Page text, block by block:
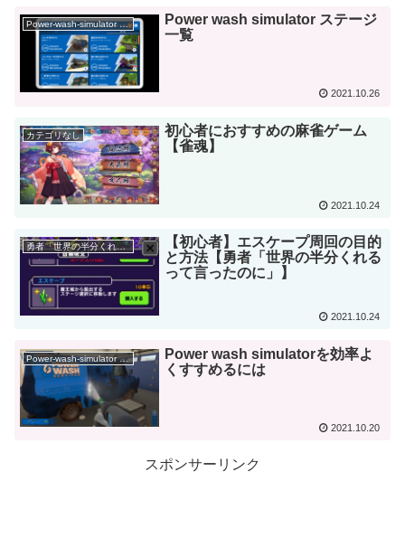
Power-wash-simulator 攻略
Power wash simulator ステージ
一覧
2021.10.26
カテゴリなし
初心者におすすめの麻雀ゲーム
【雀魂】
2021.10.24
勇者「世界の半分くれるって言ったのに」攻略
【初心者】エスケープ周回の目的
と方法【勇者「世界の半分くれる
って言ったのに」】
2021.10.24
Power-wash-simulator 攻略
Power wash simulatorを効率よ
くすすめるには
2021.10.20
スポンサーリンク